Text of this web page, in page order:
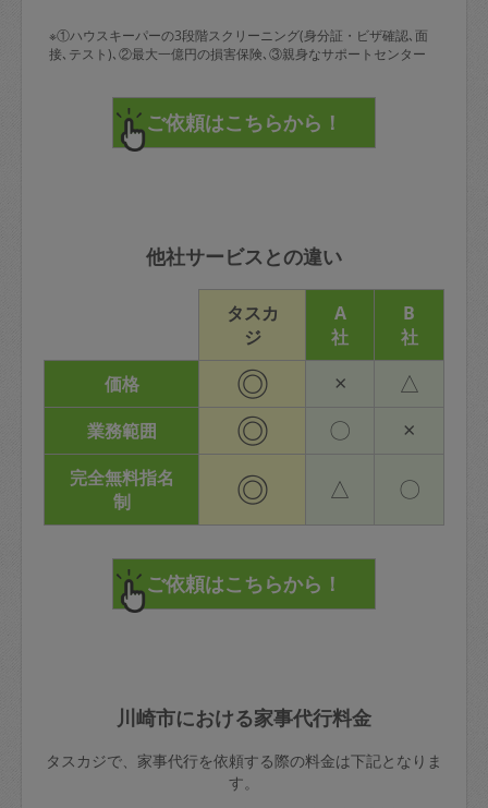
※①ハウスキーパーの3段階スクリーニング(身分証・ビザ確認､面
接､テスト)､②最大一億円の損害保険､③親身なサポートセンター
他社サービスとの違い
タスカ
ジ
A
社
B
社
価格
◎ × △
業務範囲 ◎ 〇 ×
完全無料指名
制
◎ △ 〇
川崎市における家事代行料金
タスカジで、家事代行を依頼する際の料金は下記となりま
す。